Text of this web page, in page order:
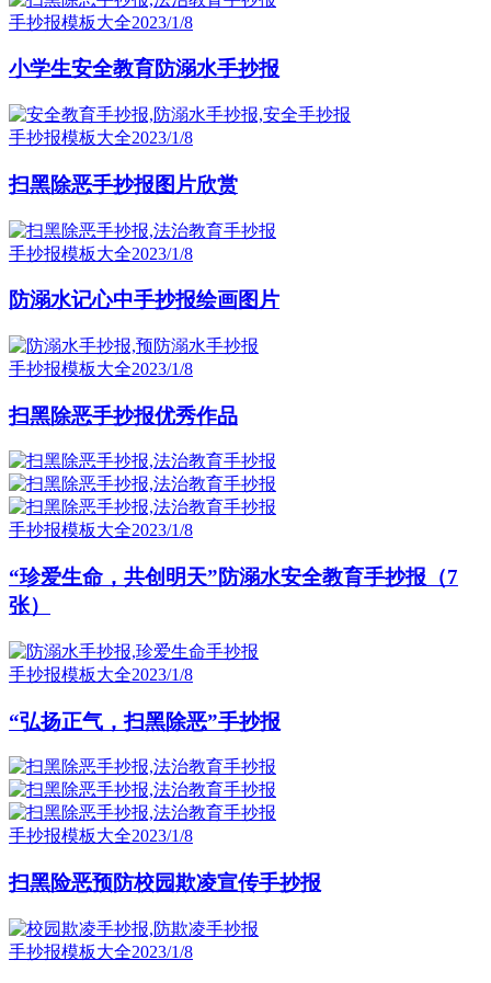
手抄报模板大全2023/1/8
小学生安全教育防溺水手抄报
手抄报模板大全2023/1/8
扫黑除恶手抄报图片欣赏
手抄报模板大全2023/1/8
防溺水记心中手抄报绘画图片
手抄报模板大全2023/1/8
扫黑除恶手抄报优秀作品
手抄报模板大全2023/1/8
“珍爱生命，共创明天”防溺水安全教育手抄报（7
张）
手抄报模板大全2023/1/8
“弘扬正气，扫黑除恶”手抄报
手抄报模板大全2023/1/8
扫黑险恶预防校园欺凌宣传手抄报
手抄报模板大全2023/1/8